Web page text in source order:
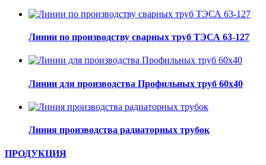
Линии по производству сварных труб ТЭСА 63-127
Линии для производства Профильных труб 60х40
Линия производства радиаторных трубок
ПРОДУКЦИЯ